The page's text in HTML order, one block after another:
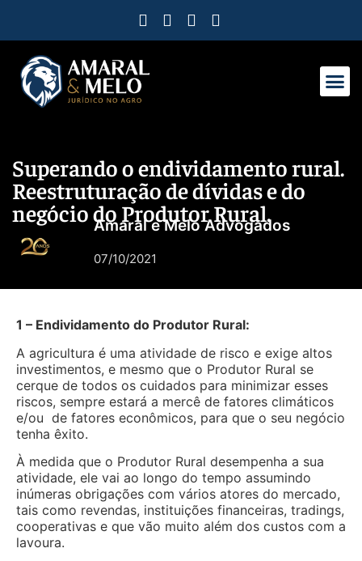
Superando o endividamento rural.
Reestruturação de dívidas e do
negócio do Produtor Rural.
Amaral e Melo Advogados
07/10/2021
1 – Endividamento do Produtor Rural:
A agricultura é uma atividade de risco e exige altos
investimentos, e mesmo que o Produtor Rural se
cerque de todos os cuidados para minimizar esses
riscos, sempre estará a mercê de fatores climáticos
e/ou de fatores econômicos, para que o seu negócio
tenha êxito.
À medida que o Produtor Rural desempenha a sua
atividade, ele vai ao longo do tempo assumindo
inúmeras obrigações com vários atores do mercado,
tais como revendas, instituições financeiras, tradings,
cooperativas e que vão muito além dos custos com a
lavoura.